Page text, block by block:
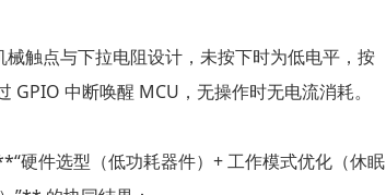
械触点与下拉电阻设计，未按下时为低电平，按
GPIO 中断唤醒 MCU，无操作时无电流消耗。
硬件选型（低功耗器件）+ 工作模式优化（休眠